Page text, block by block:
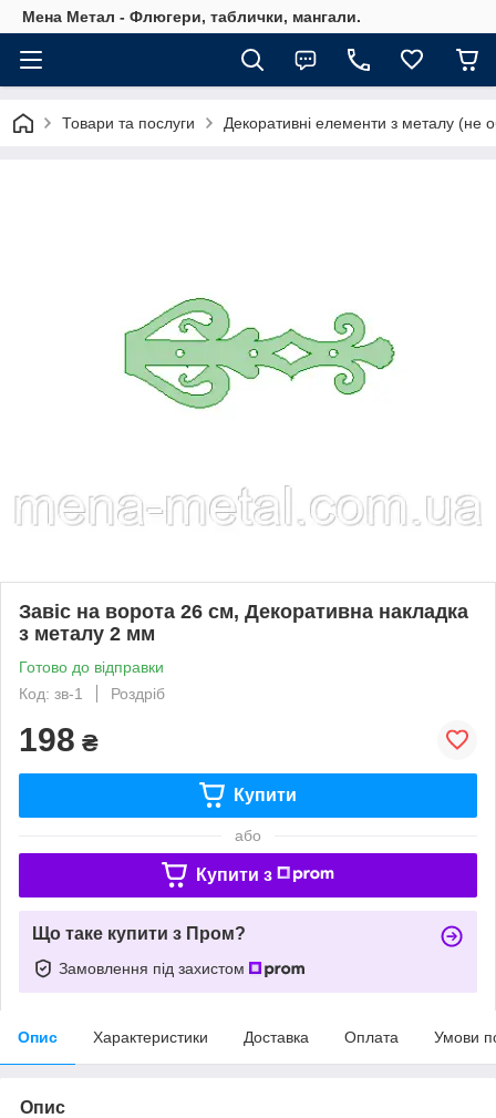
Мена Метал - Флюгери, таблички, мангали.
Товари та послуги Декоративні елементи з металу (не
Завіс на ворота 26 см, Декоративна накладка
з металу 2 мм
Готово до відправки
Код: зв-1
Роздріб
198 ₴
Купити
або
Купити з
Що таке купити з Пром?
Замовлення під захистом
Опис Характеристики Доставка Оплата Умови
Опис